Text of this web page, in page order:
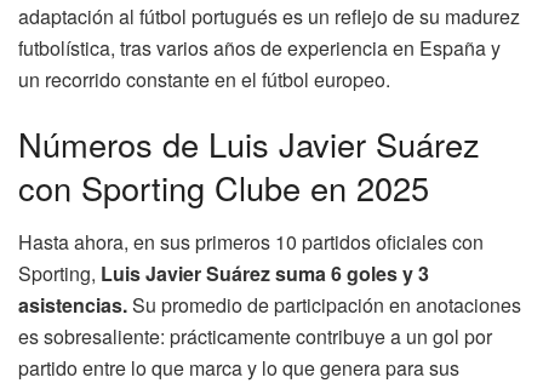
adaptación al fútbol portugués es un reflejo de su madurez
futbolística, tras varios años de experiencia en España y
un recorrido constante en el fútbol europeo.
Números de Luis Javier Suárez
con Sporting Clube en 2025
Hasta ahora, en sus primeros 10 partidos oficiales con
Sporting, Luis Javier Suárez suma 6 goles y 3
asistencias.Su promedio de participación en anotaciones
es sobresaliente: prácticamente contribuye a un gol por
partido entre lo que marca y lo que genera para sus